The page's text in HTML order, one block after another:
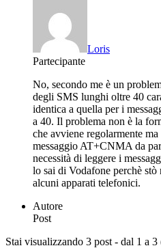
Loris
Partecipante
No, secondo me è un
degli SMS lunghi oltre 40
identica a quella per i
a 40. Il problema non è la
che avviene regolarmente
messaggio AT+CNMA da
necessità di leggere i
lo sai di Vodafone perchè
alcuni apparati telefonici.
Autore
Post
Stai visualizzando 3 post - dal 1 a